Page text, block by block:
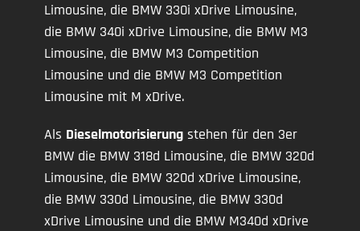
Limousine, die BMW 330i xDrive Limousine,
die BMW 340i xDrive Limousine, die BMW M3
Limousine, die BMW M3 Competition
Limousine und die BMW M3 Competition
Limousine mit M xDrive.
Als Dieselmotorisierung stehen für den 3er
BMW die BMW 318d Limousine, die BMW 320d
Limousine, die BMW 320d xDrive Limousine,
die BMW 330d Limousine, die BMW 330d
xDrive Limousine und die BMW M340d xDrive